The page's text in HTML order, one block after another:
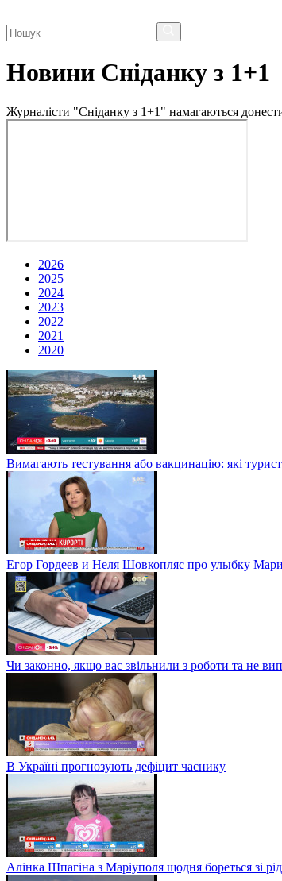
Новини Сніданку з 1+1
Журналісти "Сніданку з 1+1" намагаються
2026
2025
2024
2023
2022
2021
2020
Вимагають тестування або вакцинацію: які
Егор Гордеев и Неля Шовкопляс про улыбку
Чи законно, якщо вас звільнили з роботи та не
В Україні прогнозують дефіцит часнику
Алінка Шпагіна з Маріуполя щодня бореться зі